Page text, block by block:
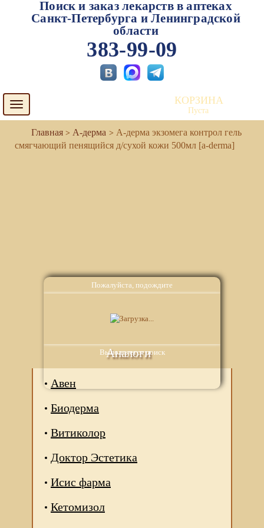
Пожалуйста, подождите
Выполняется поиск
Поиск и заказ лекарств в аптеках
Санкт-Петербурга и Ленинградской
области
383-99-09
Toggle
navigation
КОРЗИНА
Пуста
А-дерма
А-дерма экзомега контрол гель
смягчающий пенящийся д/сухой кожи 500мл [a-derma]
Аналоги
Авен
Биодерма
Витиколор
Доктор Эстетика
Исис фарма
Кетомизол